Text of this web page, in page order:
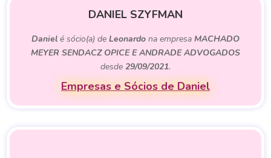
DANIEL SZYFMAN
Daniel é sócio(a) de Leonardo na empresa MACHADO
MEYER SENDACZ OPICE E ANDRADE ADVOGADOS
desde 29/09/2021.
Empresas e Sócios de Daniel